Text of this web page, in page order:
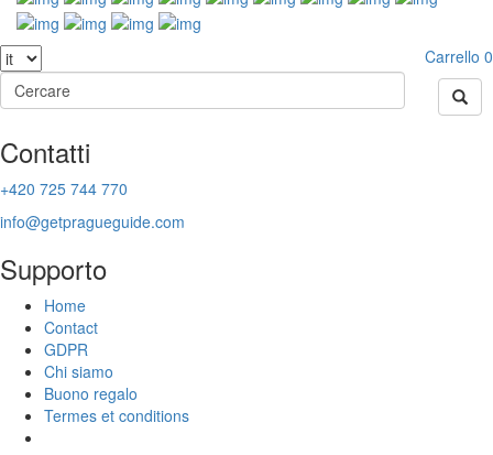
Carrello 0
Contatti
+420 725 744 770
info@getpragueguide.com
Supporto
Home
Contact
GDPR
Chi siamo
Buono regalo
Termes et conditions